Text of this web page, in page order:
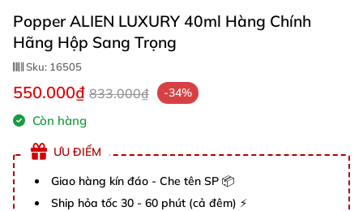
Popper ALIEN LUXURY 40ml Hàng Chính
Hãng Hộp Sang Trọng
Sku: 16505
550.000₫ 833.000₫ -34%
Còn hàng
ƯU ĐIỂM
Giao hàng kín đáo - Che tên SP 📦
Ship hỏa tốc 30 - 60 phút (cả đêm) ⚡